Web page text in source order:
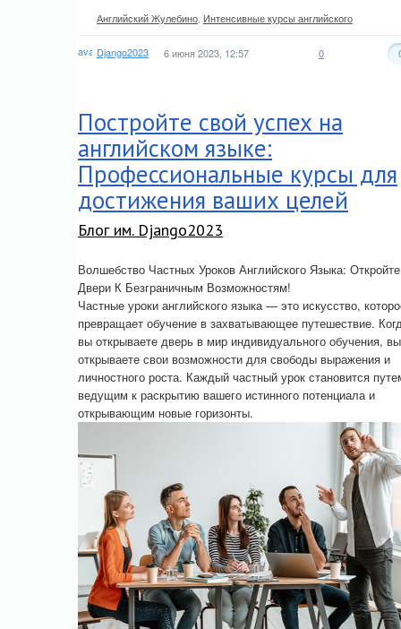
Английский Жулебино Интенсивные курсы английского
Django2023 6 июня 2023, 12:57 0
Постройте свой успех на
английском языке:
Профессиональные курсы для
достижения ваших целей
Блог им. Django2023
Волшебство Частных Уроков Английского Языка: Откройте
Двери К Безграничным Возможностям!
Частные уроки английского языка — это искусство,
превращает обучение в захватывающее путешествие.
вы открываете дверь в мир индивидуального обучения, вы
открываете свои возможности для свободы выражения и
личностного роста. Каждый частный урок становится
ведущим к раскрытию вашего истинного потенциала и
открывающим новые горизонты.